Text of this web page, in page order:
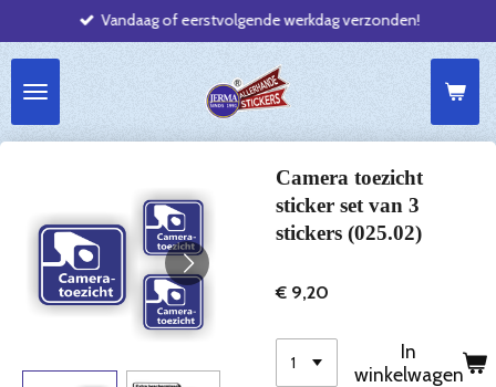
direct
de
hoofdinhoud
Vandaag of eerstvolgende werkdag verzonden!
Camera toezicht
sticker set van 3
stickers (025.02)
€ 9,20
In
winkelwagen